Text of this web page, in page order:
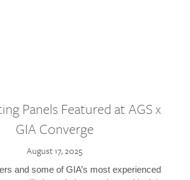
Panels Featured at AGS x
GIA Converge
August 17, 2025
and some of GIA’s most experienced